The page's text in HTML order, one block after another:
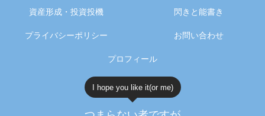
I hope you like it(or me)
資産形成・投資投機 閃きと能書き
プライバシーポリシー お問い合わせ
プロフィール